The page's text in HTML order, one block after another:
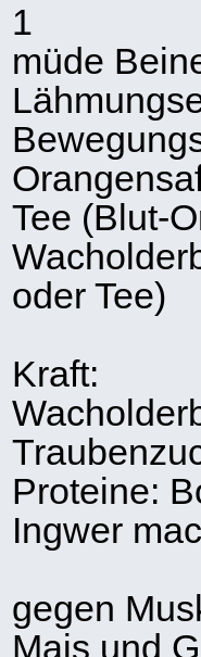
1
müde
Tee (Blut-
oder Tee)
Kraft:
Proteine:
Ingwer
gegen
Mais und